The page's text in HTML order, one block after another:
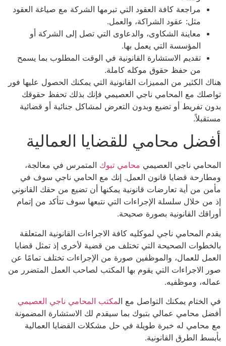
مراجعة كافة العقود التي تبرمها الشركة مع صياغة العقود
مثل: عقود الشراكة، والعمل.
معاينة الشكاوى، والدعاوى التي تصل إلى الشركة أو
المؤسسة التي يعمل بها.
تقديم الاستشارة القانونية في الوقت المطلوب بما يسمح
من حفظ حقوق موكله كاملة.
الكثير من المميزات القانونية التي يمكنك الحصول عليها فور
مع المحامي ناجي العصيمي فإنك بذلك تحفظ حقوقك
تفريط أو تضيع وبدون التعرض لمشاكل جنائية أو قضائية
محامي للقضايا العمالية
ناجي العصيميمحامي تبوك المتمرس في معالجة،
قضايا قانون العمل. إنك مع الحامي ناجي سوف في
من أية تعارضات قانونية يمكنها أن تضيع من حقك القانوني
خلال سلسلة الإجراءات التي نتبعها سوف تتأكد من إتمام
القانونية بصورة صحيحة.
المحامي ناجي لموكليه كافة الاجراءات القانونية المتعلقة
الصحيحة التي تختلف من قضية لأخرى إذ تمثل قضايا
للعمال، والموظفين صورة من الإجراءات تختلف تمامًا عن
الاجراءات التي يقوم بها المكتب لصاحب العمل المتضرر من
وموظفيه.
يمكنك التواصل مع ال مكتب المحامي ناجي العصيمي
محامي عمالي بتبوك بما سيقدم لك الاستشارة المضمونة
له خبرة طويلة في حل مشكلات القضايا العمالية
الطرق القانونية.